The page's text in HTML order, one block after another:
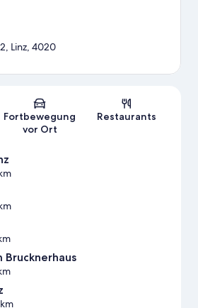
Karte
Linz, 4020
Fortbewegung
vor Ort
Restaurants
Brucknerhaus